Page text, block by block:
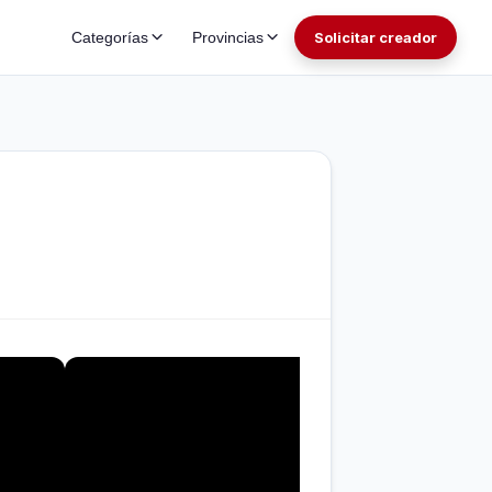
Categorías Provincias Solicitar creador